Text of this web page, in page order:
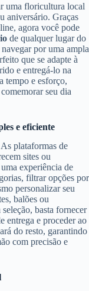
uma floricultura local
aniversário. Graças
agora você pode
de qualquer lugar do
por uma ampla
que se adapte à
e entregá-lo na
tempo e esforço,
seu dia
e eficiente
plataformas de
sites ou
experiência de
filtrar opções por
personalizar seu
balões ou
basta fornecer
entrega e proceder ao
do resto, garantindo
com precisão e